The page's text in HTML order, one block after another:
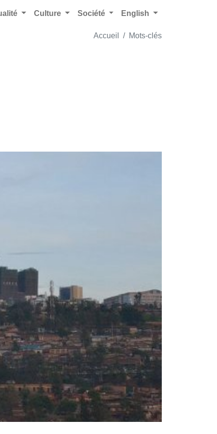
Culture Société English
Accueil Mots-clés